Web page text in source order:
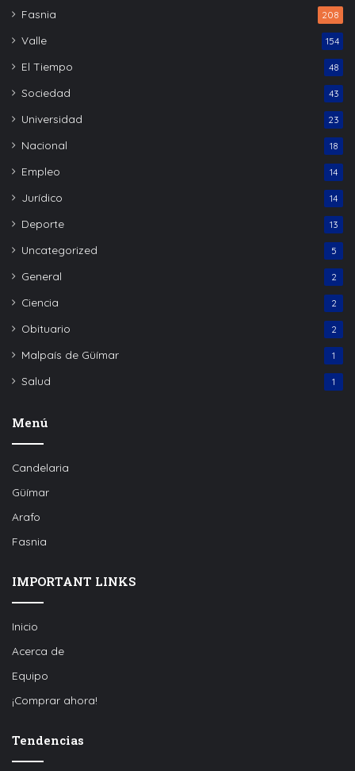
Fasnia 208
Valle 154
El Tiempo 48
Sociedad 43
Universidad 23
Nacional 18
Empleo 14
Jurídico 14
Deporte 13
Uncategorized 5
General 2
Ciencia 2
Obituario 2
Malpaís de Güímar 1
Salud 1
Menú
Candelaria
Güímar
Arafo
Fasnia
IMPORTANT LINKS
Inicio
Acerca de
Equipo
¡Comprar ahora!
Tendencias